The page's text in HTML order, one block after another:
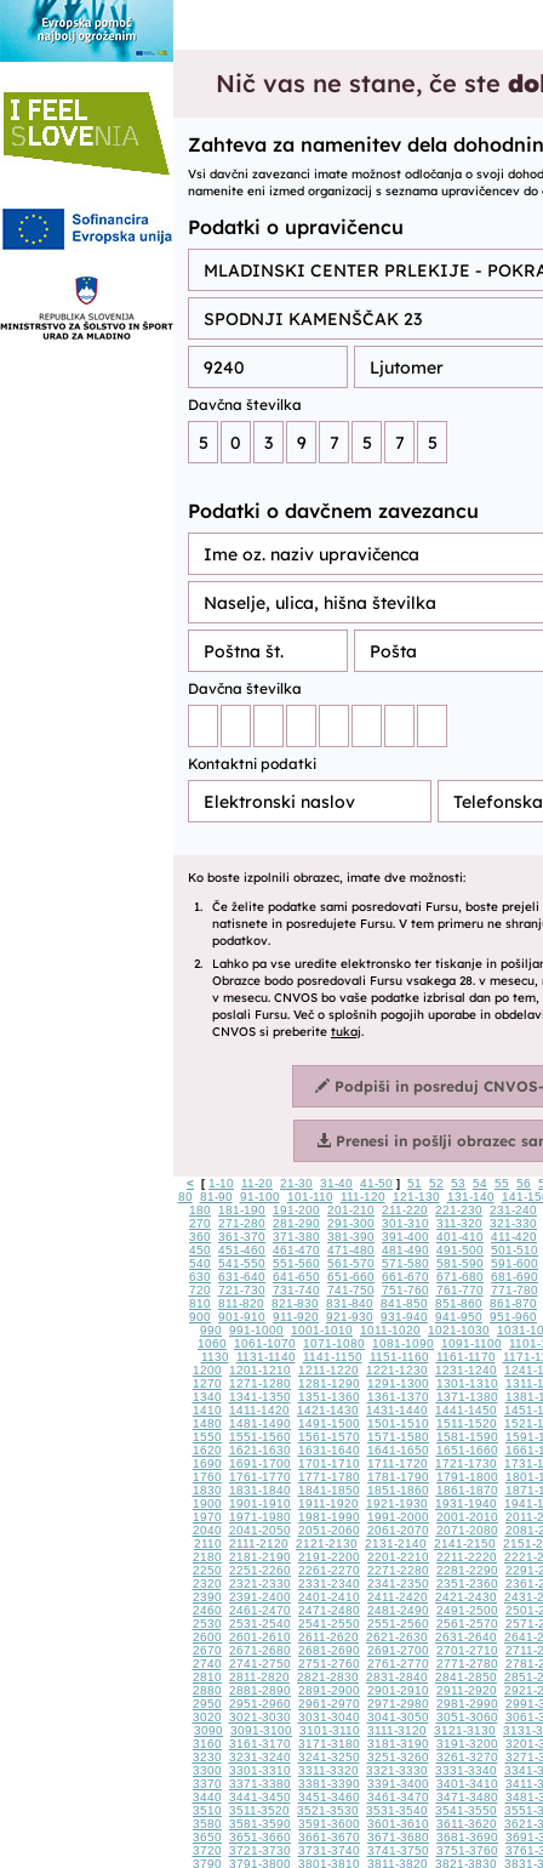
< [ 1-10 11-20 21-30 31-40 41-50 ] 51 52 53 54 55 56
80
81-90 91-100 101-110 111-120 121-130 131-140
141-
180
181-190 191-200 201-210 211-220 221-230
231-240
270
271-280 281-290 291-300 301-310 311-320
321-330
360
361-370 371-380 381-390 391-400 401-410
411-420
450
451-460 461-470 471-480 481-490 491-500
501-510
540
541-550 551-560 561-570 571-580 581-590
591-600
630
631-640 641-650 651-660 661-670 671-680
681-690
720
721-730 731-740 741-750 751-760 761-770
771-780
810
811-820 821-830 831-840 841-850 851-860
861-870
900
901-910 911-920 921-930 931-940 941-950
951-960
990
991-1000 1001-1010 1011-1020 1021-1030
1031-
1060
1061-1070 1071-1080 1081-1090 1091-1100
1101-
1130
1131-1140 1141-1150 1151-1160 1161-1170
1171-
1200
1201-1210 1211-1220 1221-1230 1231-1240
1241-
1270
1271-1280 1281-1290 1291-1300 1301-1310
1311-
1340
1341-1350 1351-1360 1361-1370 1371-1380
1381-
1410
1411-1420 1421-1430 1431-1440 1441-1450
1451-
1480
1481-1490 1491-1500 1501-1510 1511-1520
1521-
1550
1551-1560 1561-1570 1571-1580 1581-1590
1591-
1620
1621-1630 1631-1640 1641-1650 1651-1660
1661-
1690
1691-1700 1701-1710 1711-1720 1721-1730
1731-
1760
1761-1770 1771-1780 1781-1790 1791-1800
1801-
1830
1831-1840 1841-1850 1851-1860 1861-1870
1871-
1900
1901-1910 1911-1920 1921-1930 1931-1940
1941-
1970
1971-1980 1981-1990 1991-2000 2001-2010
2011-
2040
2041-2050 2051-2060 2061-2070 2071-2080
2081-
2110
2111-2120 2121-2130 2131-2140 2141-2150
2151-
2180
2181-2190 2191-2200 2201-2210 2211-2220
2221-
2250
2251-2260 2261-2270 2271-2280 2281-2290
2291-
2320
2321-2330 2331-2340 2341-2350 2351-2360
2361-
2390
2391-2400 2401-2410 2411-2420 2421-2430
2431-
2460
2461-2470 2471-2480 2481-2490 2491-2500
2501-
2530
2531-2540 2541-2550 2551-2560 2561-2570
2571-
2600
2601-2610 2611-2620 2621-2630 2631-2640
2641-
2670
2671-2680 2681-2690 2691-2700 2701-2710
2711-
2740
2741-2750 2751-2760 2761-2770 2771-2780
2781-
2810
2811-2820 2821-2830 2831-2840 2841-2850
2851-
2880
2881-2890 2891-2900 2901-2910 2911-2920
2921-
2950
2951-2960 2961-2970 2971-2980 2981-2990
2991-
3020
3021-3030 3031-3040 3041-3050 3051-3060
3061-
3090
3091-3100 3101-3110 3111-3120 3121-3130
3131-
3160
3161-3170 3171-3180 3181-3190 3191-3200
3201-
3230
3231-3240 3241-3250 3251-3260 3261-3270
3271-
3300
3301-3310 3311-3320 3321-3330 3331-3340
3341-
3370
3371-3380 3381-3390 3391-3400 3401-3410
3411-
3440
3441-3450 3451-3460 3461-3470 3471-3480
3481-
3510
3511-3520 3521-3530 3531-3540 3541-3550
3551-
3580
3581-3590 3591-3600 3601-3610 3611-3620
3621-
3650
3651-3660 3661-3670 3671-3680 3681-3690
3691-
3720
3721-3730 3731-3740 3741-3750 3751-3760
3761-
3790
3791-3800 3801-3810 3811-3820 3821-3830 3831-